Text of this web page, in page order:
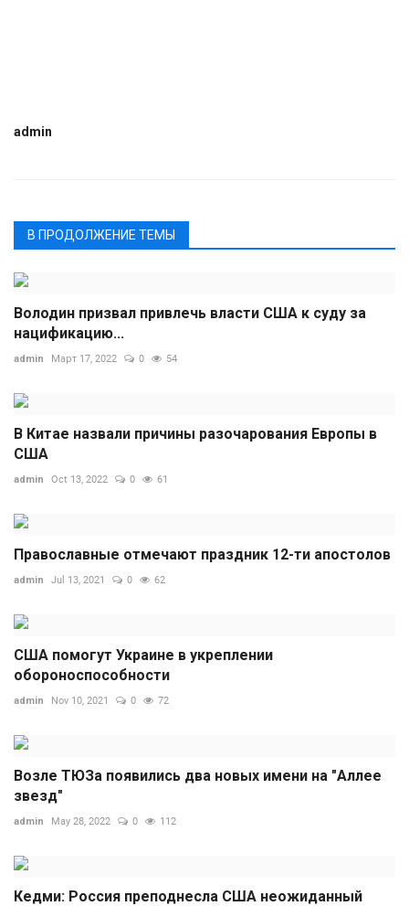
admin
В ПРОДОЛЖЕНИЕ ТЕМЫ
Володин призвал привлечь власти США к суду за
нацификацию...
admin Март 17, 2022 0 54
В Китае назвали причины разочарования Европы в
США
admin Oct 13, 2022 0 61
Православные отмечают праздник 12-ти апостолов
admin Jul 13, 2021 0 62
США помогут Украине в укреплении
обороноспособности
admin Nov 10, 2021 0 72
Возле ТЮЗа появились два новых имени на "Аллее
звезд"
admin May 28, 2022 0 112
Кедми: Россия преподнесла США неожиданный